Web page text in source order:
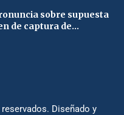
sobre supuesta
de captura de...
Diseñado y